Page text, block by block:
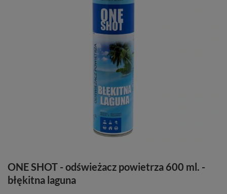
ONE SHOT - odświeżacz powietrza 600 ml. -
błękitna laguna